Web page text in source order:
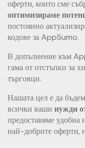
оферти, които сме
оптимизираме
постоянно
кодове за AppSumo.
В допълнение към
гама от отстъпки за
търговци.
Нашата цел е да
всички ваши нужди
предоставяме удобна
най-добрите оферти,